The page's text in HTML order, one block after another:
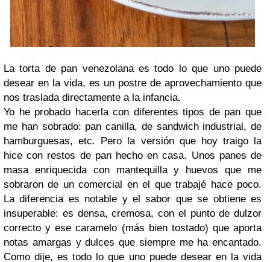
La torta de pan venezolana es todo lo que uno puede
desear en la vida, es un postre de aprovechamiento que
nos traslada directamente a la infancia.
Yo he probado hacerla con diferentes tipos de pan que
me han sobrado: pan canilla, de sandwich industrial, de
hamburguesas, etc. Pero la versión que hoy traigo la
hice con restos de pan hecho en casa. Unos panes de
masa enriquecida con mantequilla y huevos que me
sobraron de un comercial en el que trabajé hace poco.
La diferencia es notable y el sabor que se obtiene es
insuperable: es densa, cremosa, con el punto de dulzor
correcto y ese caramelo (más bien tostado) que aporta
notas amargas y dulces que siempre me ha encantado.
Como dije, es todo lo que uno puede desear en la vida